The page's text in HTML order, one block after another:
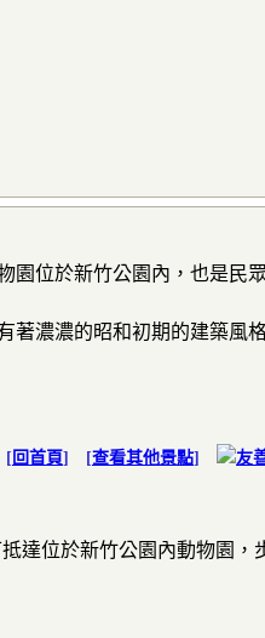
園位於新竹公園內，也是民
著濃濃的昭和初期的建築風
[ 回首頁] [查看其他景點]
達位於新竹公園內動物園，